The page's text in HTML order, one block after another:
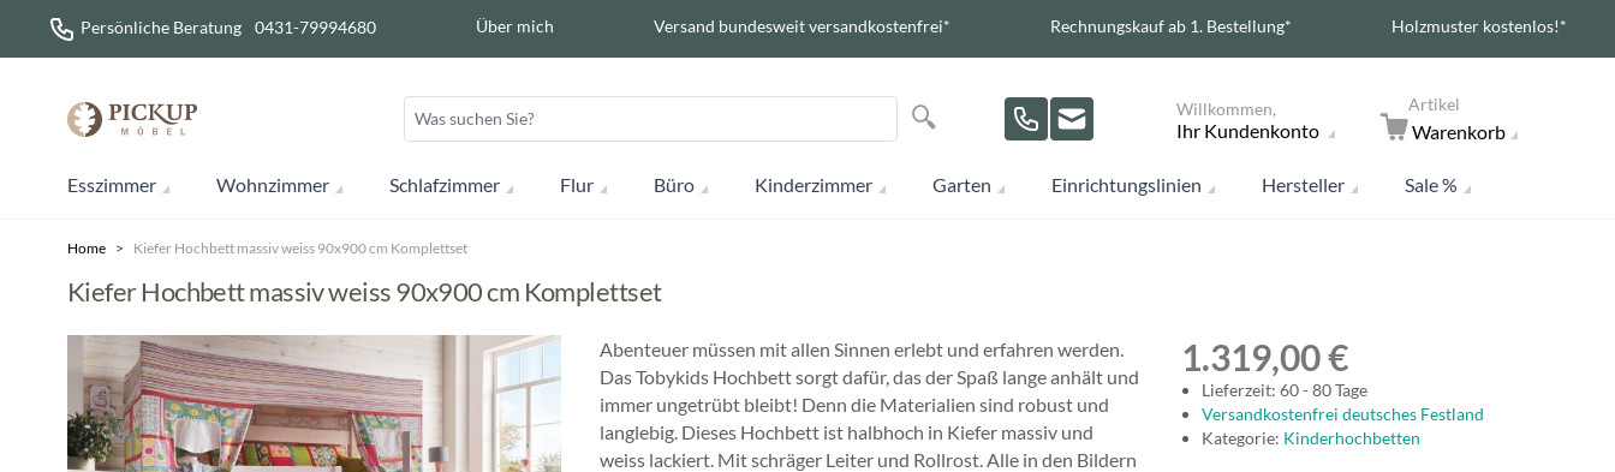
Direkt zum Inhalt
Persönliche Beratung 0431-79994680 Über mich Versand bundesweit versandkostenfrei* Rechnungskauf ab 1. Bestellung* Holzmuster kostenlos!*
Suche
Suche Willkommen,
Ihr Kundenkonto
Artikel
Warenkorb
Esszimmer Wohnzimmer Schlafzimmer Flur Büro Kinderzimmer Garten Einrichtungslinien Hersteller Sale %
Home > Kiefer Hochbett massiv weiss 90x900 cm Komplettset
Kiefer Hochbett massiv weiss 90x900 cm Komplettset
Abenteuer müssen mit allen Sinnen erlebt und erfahren werden.
Das Tobykids Hochbett sorgt dafür, das der Spaß lange anhält und
immer ungetrübt bleibt! Denn die Materialien sind robust und
langlebig. Dieses Hochbett ist halbhoch in Kiefer massiv und
weiss lackiert. Mit schräger Leiter und Rollrost. Alle in den Bildern
1.319,00 €
Lieferzeit: 60 - 80 Tage
Versandkostenfrei deutsches Festland
Kategorie: Kinderhochbetten